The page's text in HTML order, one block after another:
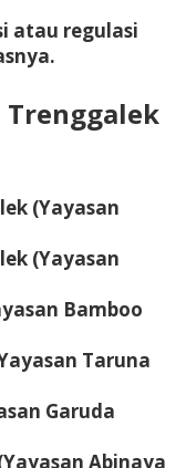
atau regulasi
Trenggalek
(Yayasan
(Yayasan
Bamboo
Taruna
Garuda
Abinaya